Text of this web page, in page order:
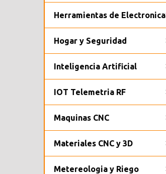
Herramientas de Electronica
Hogar y Seguridad
Inteligencia Artificial
IOT Telemetria RF
Maquinas CNC
Materiales CNC y 3D
Metereologia y Riego